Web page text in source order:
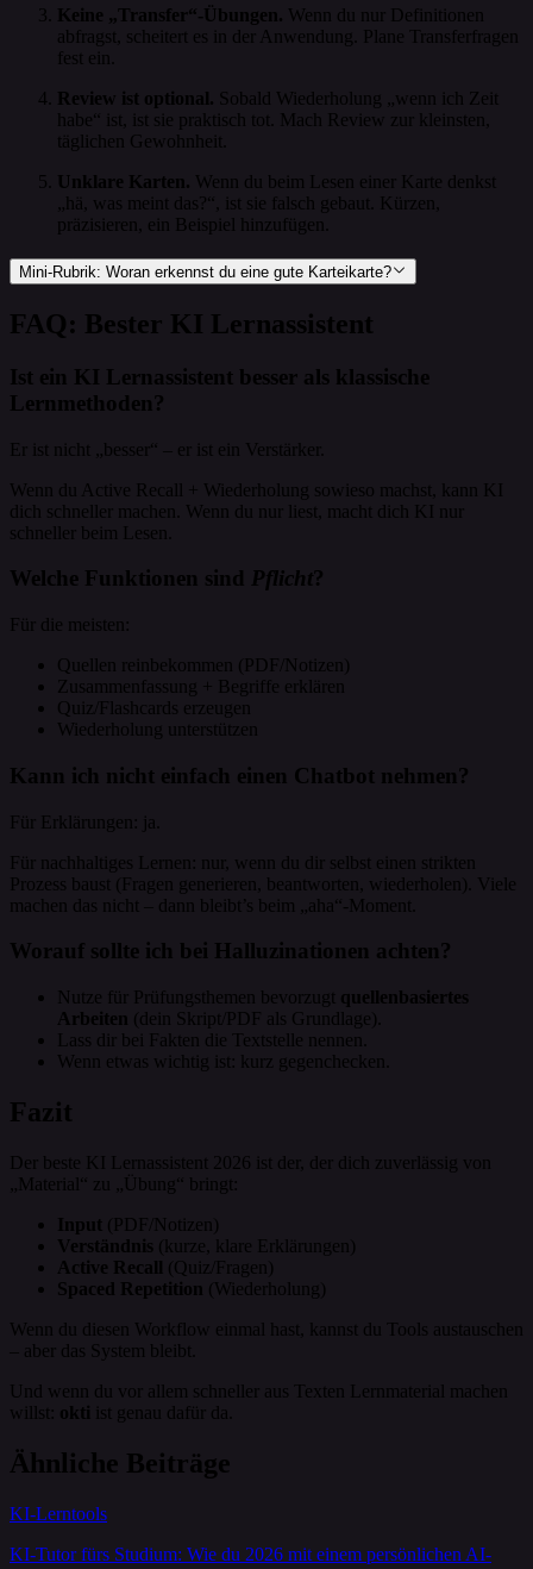
Keine „Transfer“-Übungen. Wenn du nur Definitionen
abfragst, scheitert es in der Anwendung. Plane Transferfragen
fest ein.
Review ist optional. Sobald Wiederholung „wenn ich Zeit
habe“ ist, ist sie praktisch tot. Mach Review zur kleinsten,
täglichen Gewohnheit.
Unklare Karten. Wenn du beim Lesen einer Karte denkst
„hä, was meint das?“, ist sie falsch gebaut. Kürzen,
präzisieren, ein Beispiel hinzufügen.
Mini-Rubrik: Woran erkennst du eine gute Karteikarte?
FAQ: Bester KI Lernassistent
Ist ein KI Lernassistent besser als klassische
Lernmethoden?
Er ist nicht „besser“ – er ist ein Verstärker.
Wenn du Active Recall + Wiederholung sowieso machst, kann KI
dich schneller machen. Wenn du nur liest, macht dich KI nur
schneller beim Lesen.
Welche Funktionen sind Pflicht?
Für die meisten:
Quellen reinbekommen (PDF/Notizen)
Zusammenfassung + Begriffe erklären
Quiz/Flashcards erzeugen
Wiederholung unterstützen
Kann ich nicht einfach einen Chatbot nehmen?
Für Erklärungen: ja.
Für nachhaltiges Lernen: nur, wenn du dir selbst einen strikten
Prozess baust (Fragen generieren, beantworten, wiederholen). Viele
machen das nicht – dann bleibt’s beim „aha“-Moment.
Worauf sollte ich bei Halluzinationen achten?
Nutze für Prüfungsthemen bevorzugt quellenbasiertes
Arbeiten (dein Skript/PDF als Grundlage).
Lass dir bei Fakten die Textstelle nennen.
Wenn etwas wichtig ist: kurz gegenchecken.
Fazit
Der beste KI Lernassistent 2026 ist der, der dich zuverlässig von
„Material“ zu „Übung“ bringt:
Input (PDF/Notizen)
Verständnis (kurze, klare Erklärungen)
Active Recall (Quiz/Fragen)
Spaced Repetition (Wiederholung)
Wenn du diesen Workflow einmal hast, kannst du Tools austauschen
– aber das System bleibt.
Und wenn du vor allem schneller aus Texten Lernmaterial machen
willst: okti ist genau dafür da.
Ähnliche Beiträge
KI-Lerntools
KI-Tutor fürs Studium: Wie du 2026 mit einem persönlichen AI-